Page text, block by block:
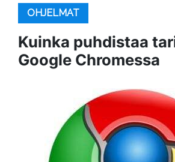
OHJELMAT
Kuinka puhdistaa
Google Chromessa